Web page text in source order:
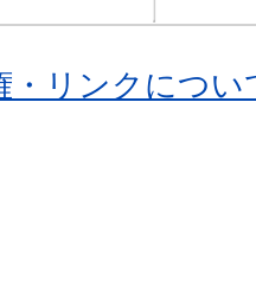
・リンクについ